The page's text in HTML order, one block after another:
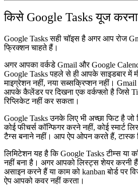
किसे Google Tasks यूज करना
Google Tasks सही चॉइस है अगर आप रोज
फ्रिक्शन चाहते हैं।
अगर आपका वर्कडे Gmail और Google
Google Tasks पहले से ही आपके साइडबार में
माइग्रेशन नहीं, नया सब्सक्रिप्शन नहीं।
आपके कैलेंडर पर दिखना एक वर्कफ्लो है जिसे
रिप्लिकेट नहीं कर सकता।
Google Tasks उनके लिए भी अच्छा फिट है जो
कोई फीचर्स कॉन्फिगर करने नहीं, कोई स्मार्ट
टैग्स बनाने नहीं। आप ऐप ओपन करते हैं,
लिमिटेशन यह है कि Google Tasks टीम्स या
नहीं बना है। अगर आपको लिस्ट्स शेयर करनी
असाइन करने हैं या काम को kanban बोर्ड पर
ऐप आपको कवर नहीं करता।